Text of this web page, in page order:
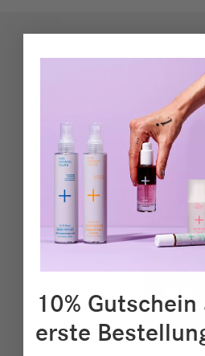
10%
erste